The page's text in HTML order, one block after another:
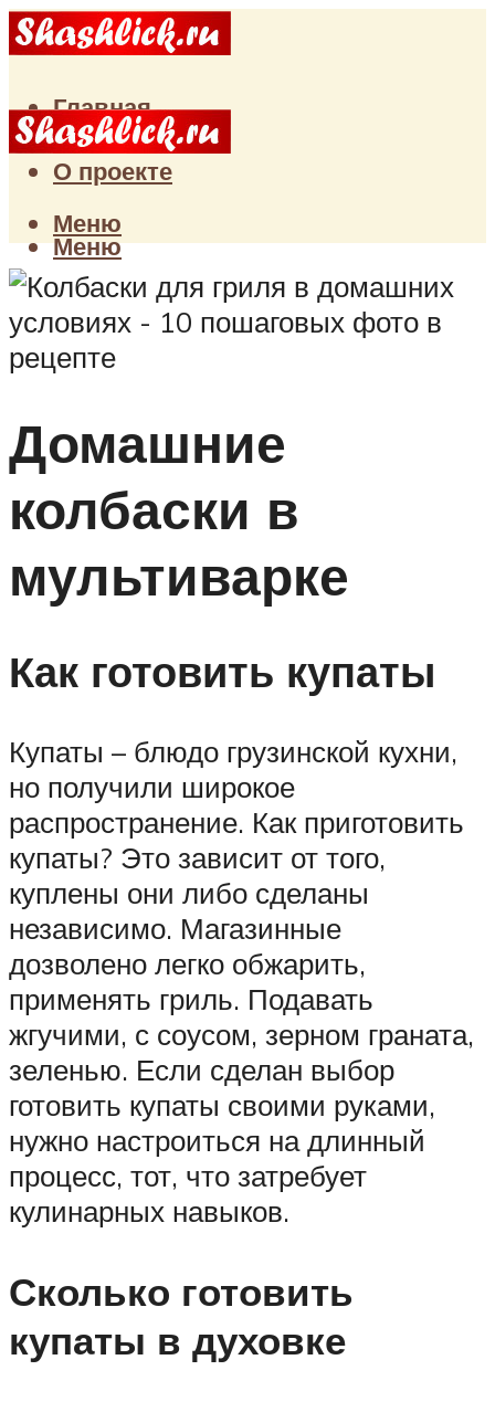
Главная
Статьи
О проекте
Меню
Меню
Домашние
колбаски в
мультиварке
Как готовить купаты
Купаты – блюдо грузинской кухни,
но получили широкое
распространение. Как приготовить
купаты? Это зависит от того,
куплены они либо сделаны
независимо. Магазинные
дозволено легко обжарить,
применять гриль. Подавать
жгучими, с соусом, зерном граната,
зеленью. Если сделан выбор
готовить купаты своими руками,
нужно настроиться на длинный
процесс, тот, что затребует
кулинарных навыков.
Сколько готовить
купаты в духовке